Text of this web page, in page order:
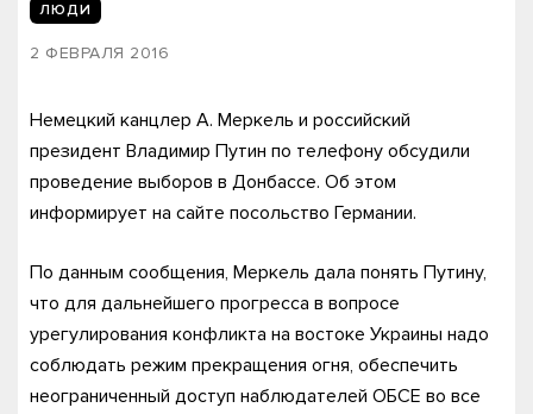
ЛЮДИ
2 ФЕВРАЛЯ 2016
Немецкий канцлер А. Меркель и российский
президент Владимир Путин по телефону обсудили
проведение выборов в Донбассе. Об этом
информирует на сайте посольство Германии.
По данным сообщения, Меркель дала понять Путину,
что для дальнейшего прогресса в вопросе
урегулирования конфликта на востоке Украины надо
соблюдать режим прекращения огня, обеспечить
неограниченный доступ наблюдателей ОБСЕ во все